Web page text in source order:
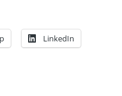
LinkedIn